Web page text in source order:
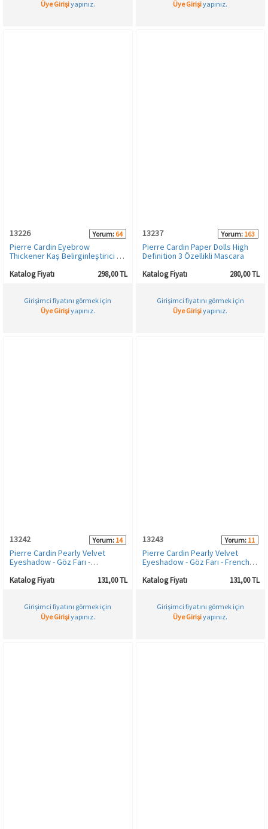
Üye Girişiyapınız. Üye Girişiyapınız.
13226 Yorum: 64
Pierre Cardin Eyebrow
Thickener Kaş Belirginleştirici -
Katalog Fiyatı 298,00 TL
Girişimci fiyatını görmek için
Üye Girişiyapınız.
13237 Yorum: 163
Pierre Cardin Paper Dolls High
Definition 3 Özellikli Mascara
Katalog Fiyatı 280,00 TL
Girişimci fiyatını görmek için
Üye Girişiyapınız.
13242 Yorum: 14
Pierre Cardin Pearly Velvet
Eyeshadow - Göz Farı -
Katalog Fiyatı 131,00 TL
Girişimci fiyatını görmek için
Üye Girişiyapınız.
13243 Yorum: 11
Pierre Cardin Pearly Velvet
Eyeshadow - Göz Farı - French
Katalog Fiyatı 131,00 TL
Girişimci fiyatını görmek için
Üye Girişiyapınız.